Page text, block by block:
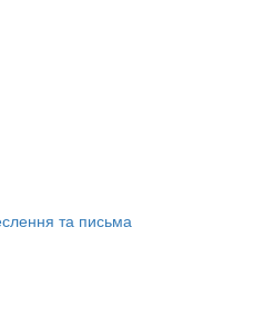
та письма